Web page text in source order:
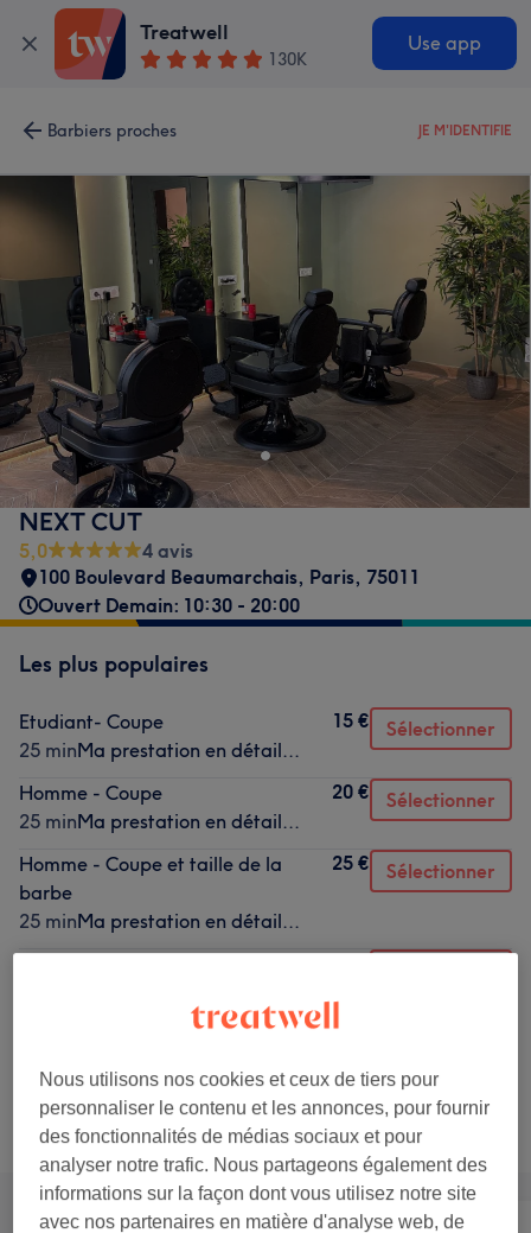
Treatwell
130K
Use app
Barbiers proches JE M'IDENTIFIE
NEXT CUT
5,0
4 avis
100 Boulevard Beaumarchais, Paris, 75011
Ouvert Demain: 10:30 - 20:00
Les plus populaires
Etudiant- Coupe
25 minMa prestation en détail...
15 € Sélectionner
Homme - Coupe
25 minMa prestation en détail...
20 € Sélectionner
Homme - Coupe et taille de la
barbe
25 minMa prestation en détail...
25 € Sélectionner
Homme - Taille de la barbe
12 €
Recherchez dans notre liste de prestations
Nous utilisons nos cookies et ceux de tiers pour
personnaliser le contenu et les annonces, pour fournir
des fonctionnalités de médias sociaux et pour
analyser notre trafic. Nous partageons également des
informations sur la façon dont vous utilisez notre site
avec nos partenaires en matière d'analyse web, de